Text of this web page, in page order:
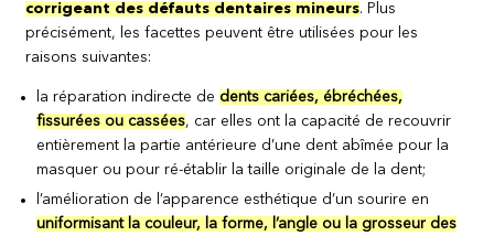
corrigeant des défauts dentaires mineurs. Plus
précisément, les facettes peuvent être utilisées pour les
raisons suivantes:
la réparation indirecte de dents cariées, ébréchées,
fissurées ou cassées, car elles ont la capacité de recouvrir
entièrement la partie antérieure d’une dent abîmée pour la
masquer ou pour ré-établir la taille originale de la dent;
l’amélioration de l’apparence esthétique d’un sourire en
uniformisant la couleur, la forme, l’angle ou la grosseur des